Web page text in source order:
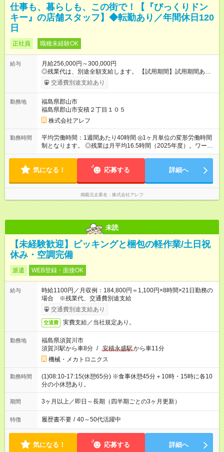
仕事も、暮らしも、この街で！【『びっくりドン
キー』の店舗スタッフ】◆転勤あり／年間休日120
日
正社員 職種未経験OK
給与
月給256,000円～300,000円
◎残業代は、別途全額支給します。 【試用期間】試用期間あり
試用期間の長さ：3ヶ月 雇用形態、給与は本採用時と同じです。
交通費別途支給あり
勤務地
福島県郡山市
福島県郡山市安積２丁目１０５
株式会社アレフ
勤務時間
平均労働時間：1週間あたり40時間 ◎1ヶ月単位の変形労働時間
制となります。 ◎残業は月平均16.5時間（2025年度）。ワーク
ライフバランス充実のため、働きやすい環境づくりを推進して
労働時間制となります。 ◎残業は月平均16.5時間（2025年
りを推進しています。
気になる！ 応募する 詳細へ
掲載元企業名 株式会社アレフ
未読
【未経験歓迎】ピッキングと梱包の軽作業/土日祝
休み・空調完備
派遣 WEB登録・面接OK
給与
時給1100円／月収例：184,800円＝1,100円×8時間×21日勤務の
場合 ※残業代、交通費別途支給
交通費別途支給あり
交通費 実費支給／当社規定あり。
勤務地
福島県須賀川市
須賀川駅から車8分 / 安積永盛駅から車11分
機械・メカトロニクス
勤務時間
(1)08:10-17:15(休憩65分) ※食事休憩45分＋10時・15時に各10
分の小休憩あり。
期間 3ヶ月以上／即日～長期（四半期ごとの3ヶ月更新）
特徴 履歴書不要 / 40～50代活躍中
気になる！ 応募する 詳細へ